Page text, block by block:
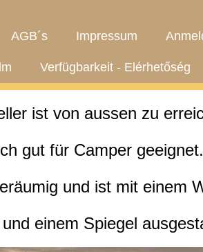
AGB´s Impressum
Verfügbarkeit - Elérhetőség
ist von aussen zu
gut für Camper geeignet.
und ist mit einem
einem Spiegel